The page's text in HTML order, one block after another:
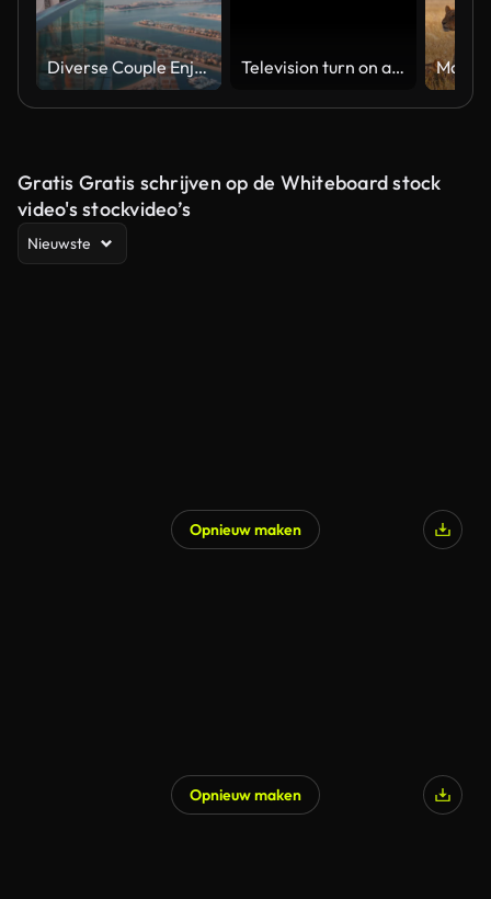
Diverse Couple Enjoying Sunset Views from High Rise Sky Deck Overlooking Palm Jumeirah Television turn on and off. Switch on tv effect, switch off tv effect. Turn on Lcd TV effect, turn off TV effect . Led Tv on and off on black background
Gratis Gratis schrijven op de Whiteboard stock
video's stockvideo’s
Nieuwste
Opnieuw maken
Opnieuw maken